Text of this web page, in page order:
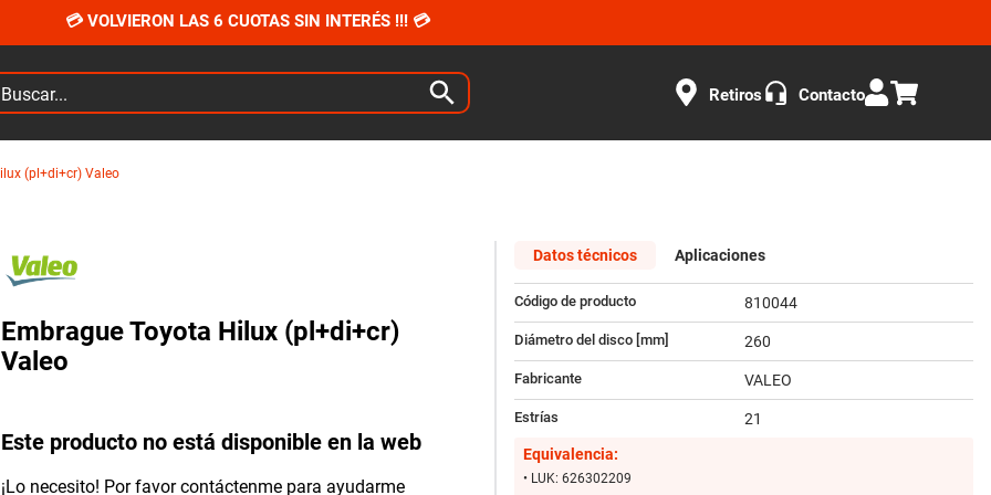
💳 VOLVIERON LAS 6 CUOTAS SIN INTERÉS !!! 💳
Retiros Contacto
(pl+di+cr) Valeo
Embrague Toyota Hilux (pl+di+cr)
Valeo
Este producto no está disponible en la web
¡Lo necesito! Por favor contáctenme para ayudarme
Datos técnicos Aplicaciones
Código de producto 810044
Diámetro del disco [mm] 260
Fabricante VALEO
Estrías
21
Equivalencia:
• LUK: 626302209